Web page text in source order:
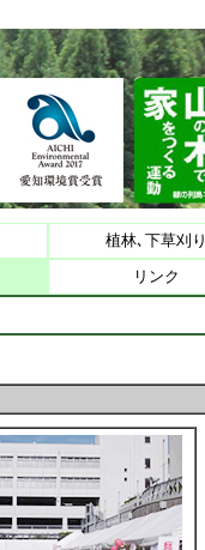
植林､下草刈り
リンク